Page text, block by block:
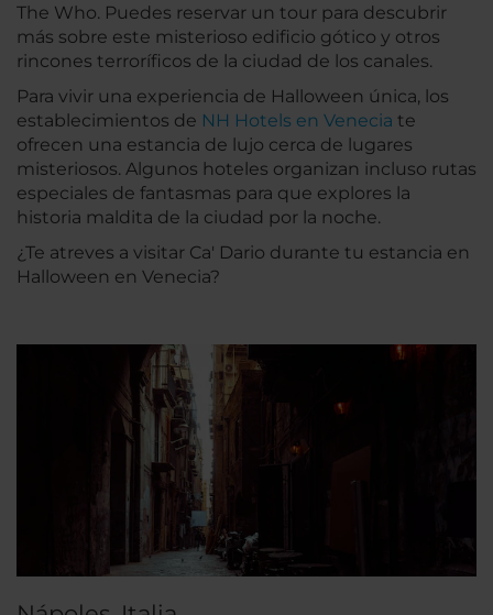
The Who. Puedes reservar un tour para descubrir
más sobre este misterioso edificio gótico y otros
rincones terroríficos de la ciudad de los canales.
Para vivir una experiencia de Halloween única, los
establecimientos de NH Hotels en Venecia te
ofrecen una estancia de lujo cerca de lugares
misteriosos. Algunos hoteles organizan incluso rutas
especiales de fantasmas para que explores la
historia maldita de la ciudad por la noche.
¿Te atreves a visitar Ca' Dario durante tu estancia en
Halloween en Venecia?